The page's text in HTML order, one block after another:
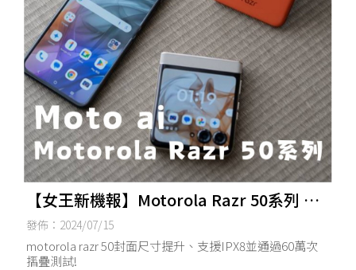
【女王新機報】Motorola Razr 50系列 輕
鬆入手大尺寸摺疊機
發佈：2024/07/15
motorola razr 50封面尺寸提升、支援IPX8並通過60萬次
摺疊測試!